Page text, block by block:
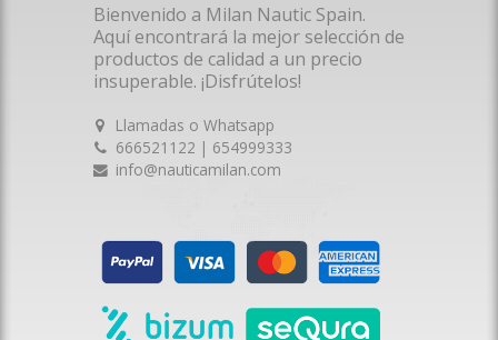
Bienvenido a Milan Nautic Spain.
Aquí encontrará la mejor selección de
productos de calidad a un precio
insuperable. ¡Disfrútelos!
Llamadas o Whatsapp
666521122 | 654999333
info@nauticamilan.com